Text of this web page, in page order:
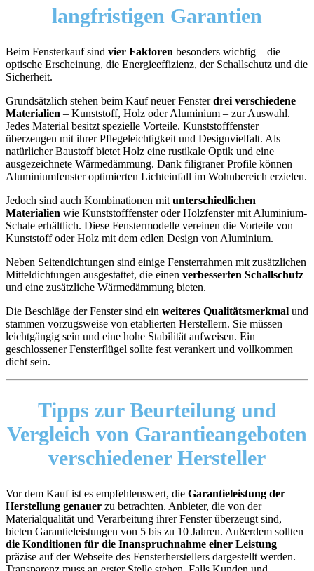
langfristigen Garantien
Beim Fensterkauf sind vier Faktoren besonders wichtig – die
optische Erscheinung, die Energieeffizienz, der Schallschutz und die
Sicherheit.
Grundsätzlich stehen beim Kauf neuer Fensterdrei verschiedene
Materialien – Kunststoff, Holz oder Aluminium – zur Auswahl.
Jedes Material besitzt spezielle Vorteile. Kunststofffenster
überzeugen mit ihrer Pflegeleichtigkeit und Designvielfalt. Als
natürlicher Baustoff bietet Holz eine rustikale Optik und eine
ausgezeichnete Wärmedämmung. Dank filigraner Profile können
Aluminiumfenster optimierten Lichteinfall im Wohnbereich erzielen.
Jedoch sind auch Kombinationen mit unterschiedlichen
Materialien wie Kunststofffenster oder Holzfenster mit Aluminium-
Schale erhältlich. Diese Fenstermodelle vereinen die Vorteile von
Kunststoff oder Holz mit dem edlen Design von Aluminium.
Neben Seitendichtungen sind einige Fensterrahmen mit zusätzlichen
Mitteldichtungen ausgestattet, die einen verbesserten Schallschutz
und eine zusätzliche Wärmedämmung bieten.
Die Beschläge der Fenster sind ein weiteres Qualitätsmerkmal und
stammen vorzugsweise von etablierten Herstellern. Sie müssen
leichtgängig sein und eine hohe Stabilität aufweisen. Ein
geschlossener Fensterflügel sollte fest verankert und vollkommen
dicht sein.
Tipps zur Beurteilung und
Vergleich von Garantieangeboten
verschiedener Hersteller
Vor dem Kauf ist es empfehlenswert, die Garantieleistung der
Herstellung genauer zu betrachten. Anbieter, die von der
Materialqualität und Verarbeitung ihrer Fenster überzeugt sind,
bieten Garantieleistungen von 5 bis zu 10 Jahren. Außerdem sollten
die Konditionen für die Inanspruchnahme einer Leistung
präzise auf der Webseite des Fensterherstellers dargestellt werden.